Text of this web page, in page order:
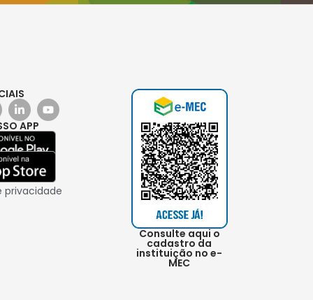
APP
privacidade
Consulte aqui o
cadastro da
instituição no e-
MEC